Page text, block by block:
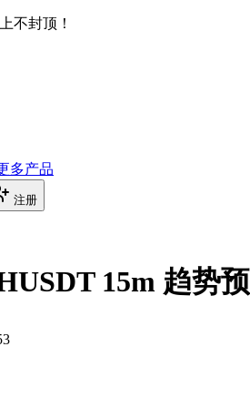
不封顶！
多产品
注册
15m 趋势